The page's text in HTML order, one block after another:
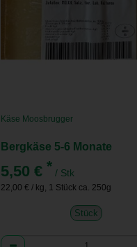
Käse Moosbrugger
Bergkäse 5-6 Monate
5,50 €* / Stk
22,00 € / kg, 1 Stück ca. 250g
Stück
Anzahl